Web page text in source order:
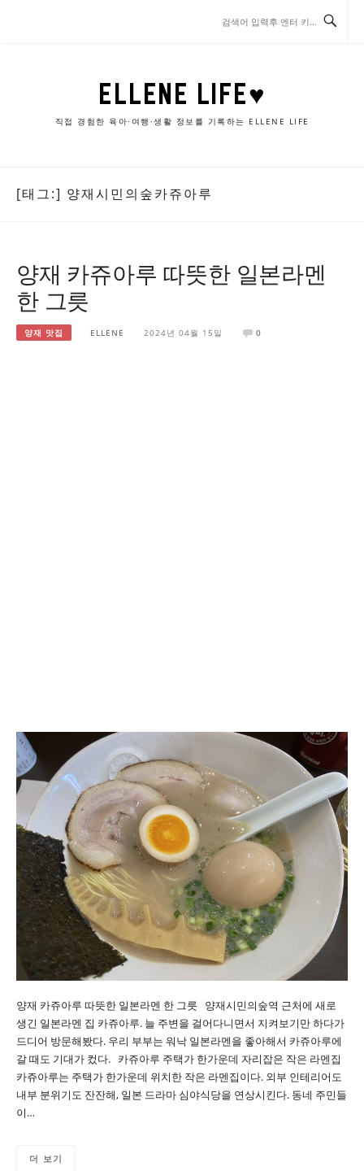
ELLENE LIFE♥
직접 경험한 육아·여행·생활 정보를 기록하는 ELLENE LIFE
[태그:] 양재시민의숲카쥬아루
양재 카쥬아루 따뜻한 일본라멘
한 그릇
양재 맛집 ELLENE 2024년 04월 15일 0
양재 카쥬아루 따뜻한 일본라멘 한 그릇 양재시민의숲역 근처에 새로
생긴 일본라멘 집 카쥬아루. 늘 주변을 걸어다니면서 지켜보기만 하다가
드디어 방문해봤다. 우리 부부는 워낙 일본라멘을 좋아해서 카쥬아루에
갈 때도 기대가 컸다. 카쥬아루 주택가 한가운데 자리잡은 작은 라멘집
카쥬아루는 주택가 한가운데 위치한 작은 라멘집이다. 외부 인테리어도
내부 분위기도 잔잔해, 일본 드라마 심야식당을 연상시킨다. 동네 주민들
이…
더 보기